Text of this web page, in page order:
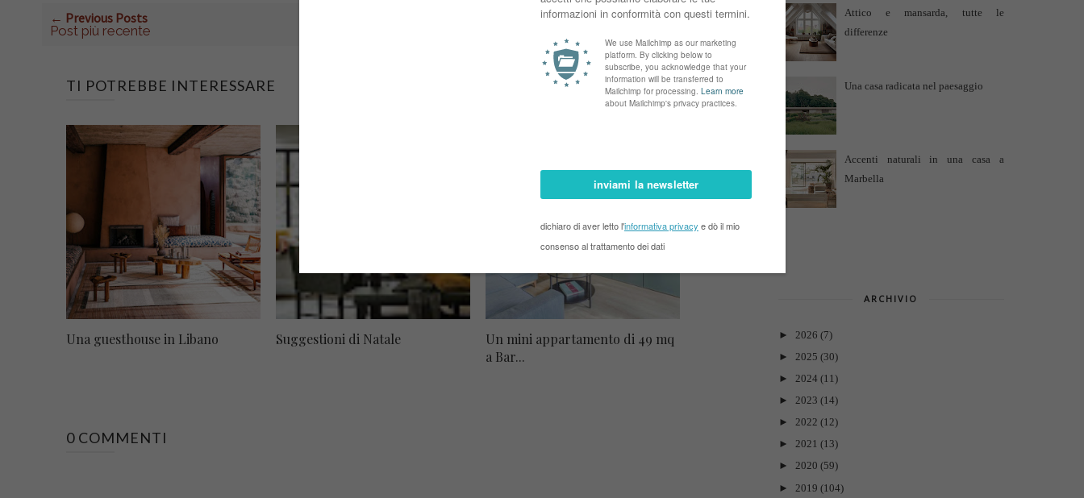
← Previous Posts
Post più recente
Next Posts →
TI POTREBBE INTERESSARE
Una guesthouse in Libano Suggestioni di Natale
Un mini appartamento di 49 mq
a Bar...
0 COMMENTI
Attico e mansarda, tutte le
differenze
Una casa radicata nel paesaggio
Accenti naturali in una casa a
Marbella
ARCHIVIO
► 2026 (7)
► 2025 (30)
► 2024 (11)
► 2023 (14)
► 2022 (12)
► 2021 (13)
► 2020 (59)
► 2019 (104)